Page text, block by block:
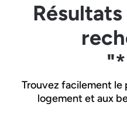
Trouvez facilement le
logement et aux